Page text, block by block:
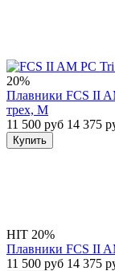
20%
Плавники FCS II
трех, M
11 500 руб 14 375
Купить
HIT 20%
Плавники FCS II
11 500 руб 14 375